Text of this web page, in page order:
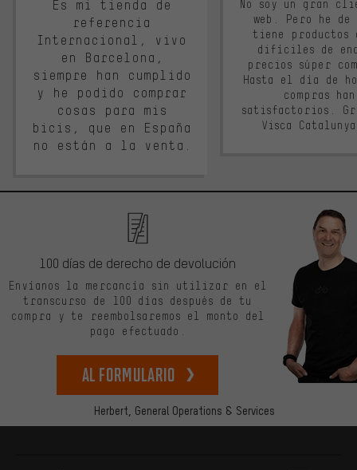
Es mi tienda de
referencia
Internacional, vivo
en Barcelona,
siempre han cumplido
y he podido comprar
cosas para mis
bicis, que en España
no están a la venta.
No soy un gran
web. Pero he
tiene productos
difíciles de
precios súper
Hasta el día de
compras
satisfactorios.
Visca
Herbert, General Operations & Services
100 días de derecho de devolución
Envíanos la mercancía sin utilizar en el
transcurso de 100 días después de tu
compra y te reembolsaremos el monto del
pago efectuado.
Al formulario